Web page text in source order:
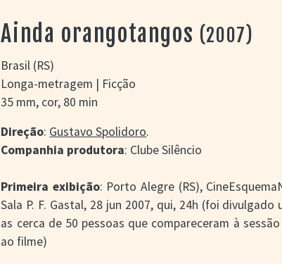
Ainda orangotangos (2007)
Brasil (RS)
Longa-metragem | Ficção
35 mm, cor, 80 min
Direção: Gustavo Spolidoro.
Companhia produtora: Clube Silêncio
Primeira exibição: Porto Alegre (RS),
Sala P. F. Gastal, 28 jun 2007, qui, 24h (foi
as cerca de 50 pessoas que compareceram à
ao filme)